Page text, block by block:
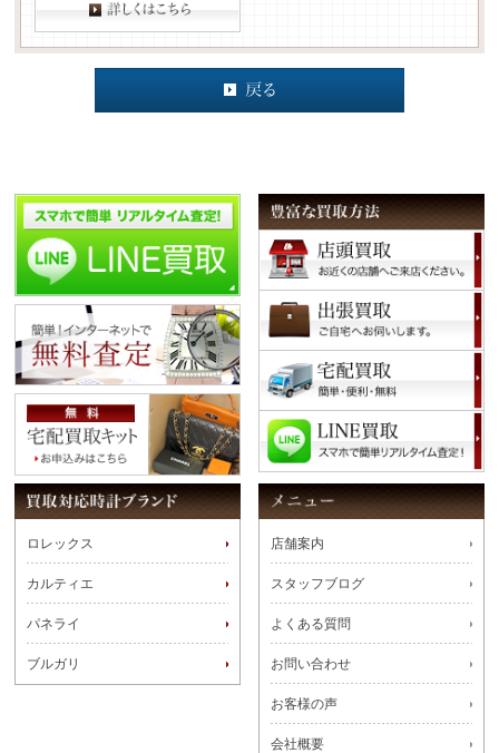
ロレックス
カルティエ
パネライ
ブルガリ
店舗案内
スタッフブログ
よくある質問
お問い合わせ
お客様の声
会社概要